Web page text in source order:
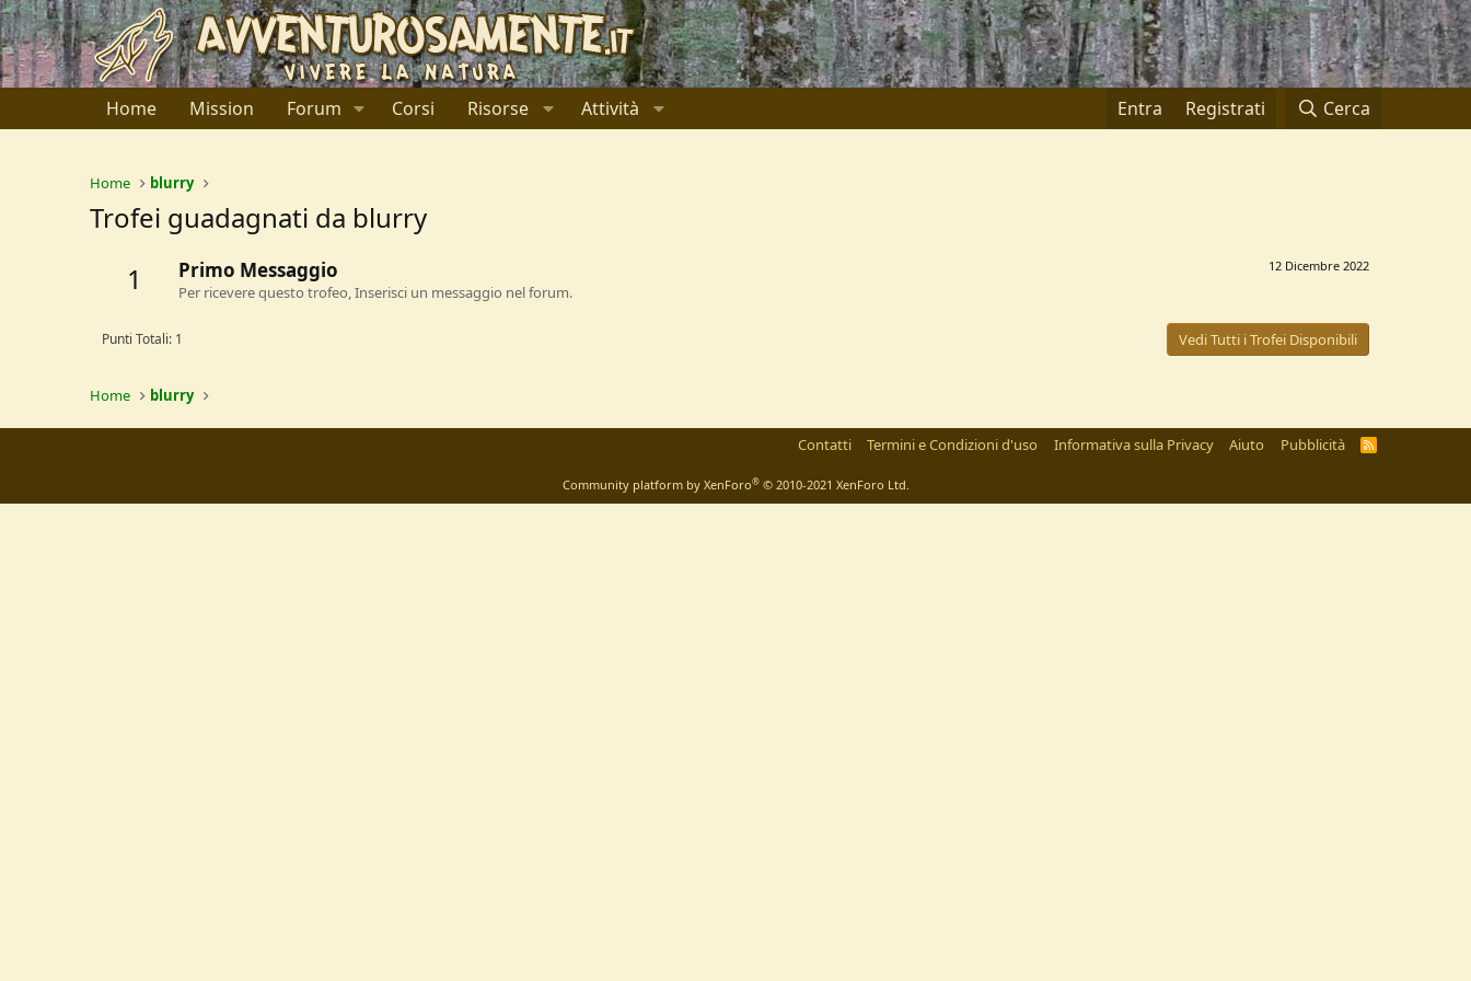
Home Mission Forum Corsi Risorse Attività Entra Registrati Cerca
Home blurry
Trofei guadagnati da blurry
1
12 Dicembre 2022
Primo Messaggio
Per ricevere questo trofeo, Inserisci un messaggio nel forum.
Punti Totali: 1 Vedi Tutti i Trofei Disponibili
Home blurry
Contatti Termini e Condizioni d'uso Informativa sulla Privacy Aiuto Pubblicità
R
Community platform by XenForo® © 2010-2021 XenForo Ltd.